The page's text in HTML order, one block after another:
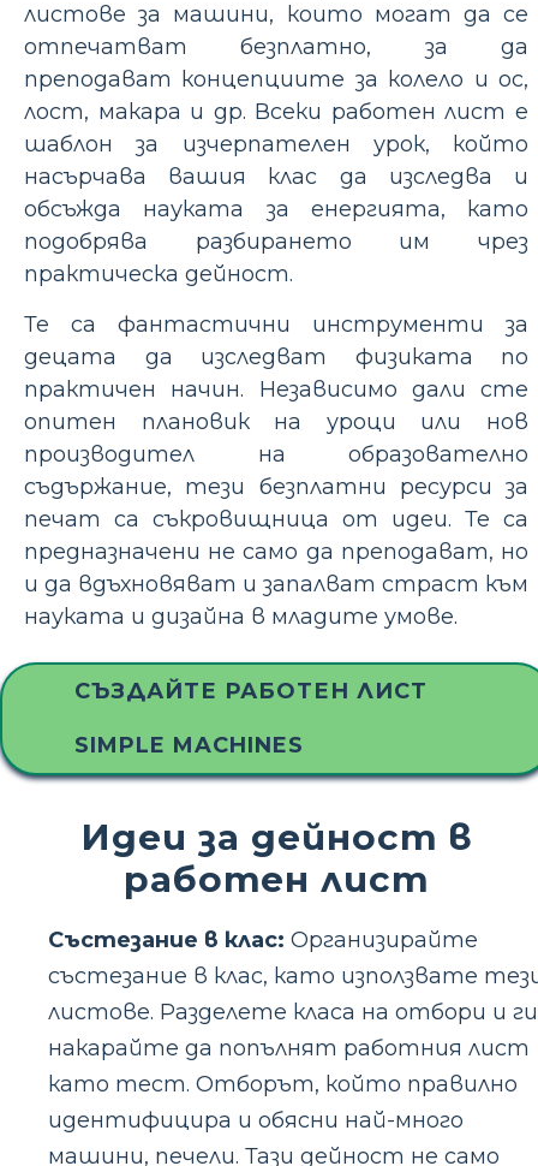
листове за машини, които могат да се
отпечатват безплатно, за да
преподават концепциите за колело и ос,
лост, макара и др. Всеки работен лист е
шаблон за изчерпателен урок, който
насърчава вашия клас да изследва и
обсъжда науката за енергията, като
подобрява разбирането им чрез
практическа дейност.
Те са фантастични инструменти за
децата да изследват физиката по
практичен начин. Независимо дали сте
опитен плановик на уроци или нов
производител на образователно
съдържание, тези безплатни ресурси за
печат са съкровищница от идеи. Те са
предназначени не само да преподават, но
и да вдъхновяват и запалват страст към
науката и дизайна в младите умове.
СЪЗДАЙТЕ РАБОТЕН ЛИСТ
SIMPLE MACHINES
Идеи за дейност в
работен лист
Състезание в клас: Организирайте
състезание в клас, като използвате
листове. Разделете класа на отбори и ги
накарайте да попълнят работния лист
като тест. Отборът, който правилно
идентифицира и обясни най-много
машини, печели. Тази дейност не само